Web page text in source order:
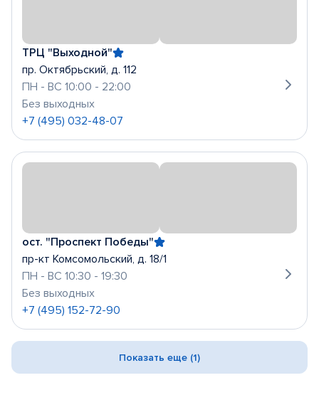
ТРЦ "Выходной"
пр. Октябрьский, д. 112
ПН - ВС 10:00 - 22:00
Без выходных
+7 (495) 032-48-07
ост. "Проспект Победы"
пр-кт Комсомольский, д. 18/1
ПН - ВС 10:30 - 19:30
Без выходных
+7 (495) 152-72-90
Показать еще (1)